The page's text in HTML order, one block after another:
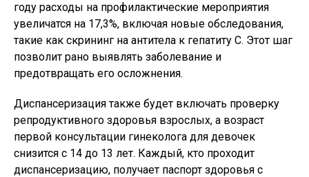
году расходы на профилактические мероприятия
увеличатся на 17,3%, включая новые обследования,
такие как скрининг на антитела к гепатиту C. Этот шаг
позволит рано выявлять заболевание и
предотвращать его осложнения.
Диспансеризация также будет включать проверку
репродуктивного здоровья взрослых, а возраст
первой консультации гинеколога для девочек
снизится с 14 до 13 лет. Каждый, кто проходит
диспансеризацию, получает паспорт здоровья с